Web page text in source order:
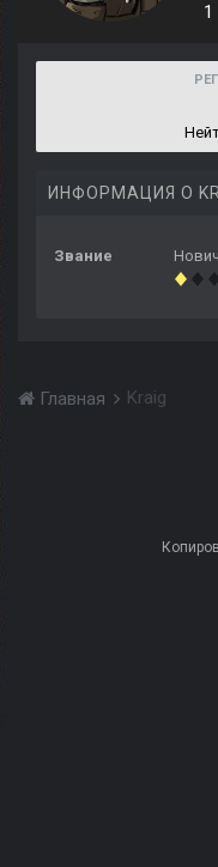
1
ИНФОРМАЦИЯ О
Звание
Главная Kraig